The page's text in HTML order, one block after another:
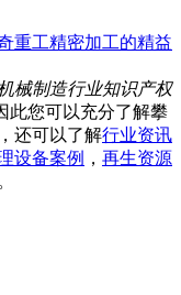
重工精密加工的精益
械制造行业知识产权
此您可以充分了解攀
还可以了解行业资讯
设备案例 ， 再生资源
。